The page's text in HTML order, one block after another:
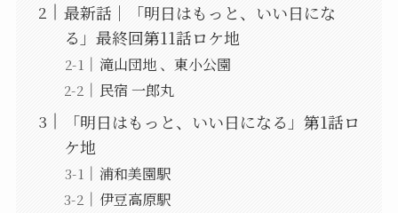
最新話｜「明日はもっと、いい日にな
る」最終回第11話ロケ地
滝山団地 、東小公園
民宿 一郎丸
「明日はもっと、いい日になる」第1話ロ
ケ地
浦和美園駅
伊豆高原駅